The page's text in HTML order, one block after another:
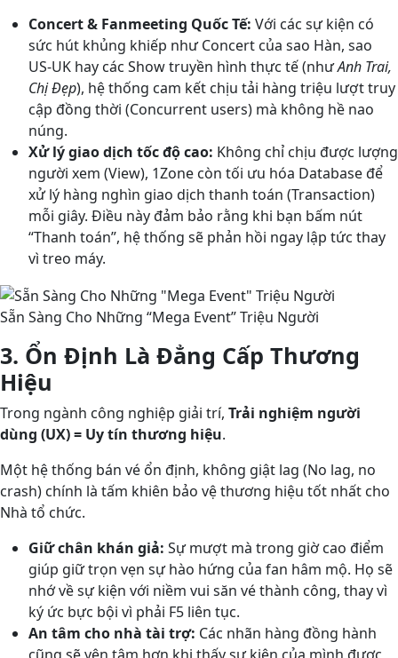
Concert & Fanmeeting Quốc Tế: Với các sự kiện có
sức hút khủng khiếp như Concert của sao Hàn, sao
US-UK hay các Show truyền hình thực tế (nhưAnh Trai,
Chị Đẹp), hệ thống cam kết chịu tải hàng triệu lượt truy
cập đồng thời (Concurrent users) mà không hề nao
núng.
Xử lý giao dịch tốc độ cao: Không chỉ chịu được lượng
người xem (View), 1Zone còn tối ưu hóa Database để
xử lý hàng nghìn giao dịch thanh toán (Transaction)
mỗi giây. Điều này đảm bảo rằng khi bạn bấm nút
“Thanh toán”, hệ thống sẽ phản hồi ngay lập tức thay
vì treo máy.
Sẵn Sàng Cho Những “Mega Event” Triệu Người
3. Ổn Định Là Đẳng Cấp Thương
Hiệu
Trong ngành công nghiệp giải trí, Trải nghiệm người
dùng (UX) = Uy tín thương hiệu.
Một hệ thống bán vé ổn định, không giật lag (No lag, no
crash) chính là tấm khiên bảo vệ thương hiệu tốt nhất cho
Nhà tổ chức.
Giữ chân khán giả: Sự mượt mà trong giờ cao điểm
giúp giữ trọn vẹn sự hào hứng của fan hâm mộ. Họ sẽ
nhớ về sự kiện với niềm vui săn vé thành công, thay vì
ký ức bực bội vì phải F5 liên tục.
An tâm cho nhà tài trợ: Các nhãn hàng đồng hành